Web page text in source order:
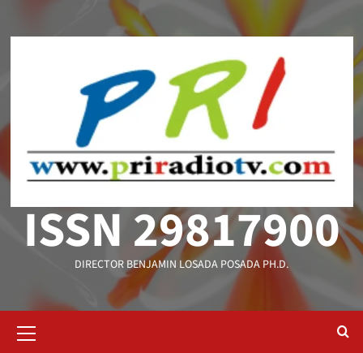
ISSN 29817900
DIRECTOR BENJAMIN LOSADA POSADA PH.D.
primario